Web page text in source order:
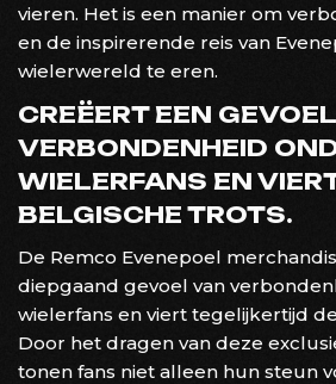
vieren. Het is een manier om
en de inspirerende reis van
wielerwereld te eren.
CREËERT EEN
VERBONDENHEID
WIELERFANS EN
BELGISCHE TROTS.
De Remco Evenepoel
diepgaand gevoel van
wielerfans en viert tegelijkertijd
Door het dragen van deze
tonen fans niet alleen hun steun